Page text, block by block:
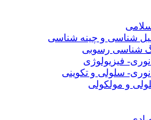
شناسی و چینه شناسی
شناسی رسوبی
فیزیولوژی
سلولی و تکوینی
و مولکولی